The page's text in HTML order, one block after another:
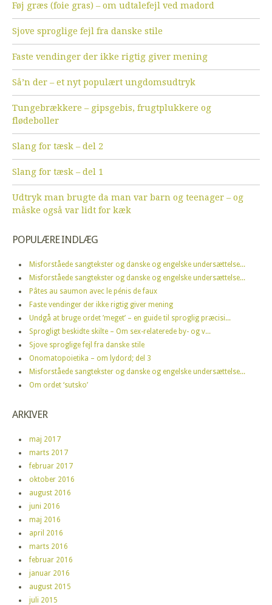
Føj græs (foie gras) – om udtalefejl ved madord
Sjove sproglige fejl fra danske stile
Faste vendinger der ikke rigtig giver mening
Så’n der – et nyt populært ungdomsudtryk
Tungebrækkere – gipsgebis, frugtplukkere og
flødeboller
Slang for tæsk – del 2
Slang for tæsk – del 1
Udtryk man brugte da man var barn og teenager – og
måske også var lidt for kæk
POPULÆRE INDLÆG
Misforståede sangtekster og danske og engelske undersættelse...
Misforståede sangtekster og danske og engelske undersættelse...
Pâtes au saumon avec le pénis de faux
Faste vendinger der ikke rigtig giver mening
Undgå at bruge ordet ’meget’ – en guide til sproglig præcisi...
Sprogligt beskidte skilte – Om sex-relaterede by- og v...
Sjove sproglige fejl fra danske stile
Onomatopoietika – om lydord; del 3
Misforståede sangtekster og danske og engelske undersættelse...
Om ordet ‘sutsko’
ARKIVER
maj 2017
marts 2017
februar 2017
oktober 2016
august 2016
juni 2016
maj 2016
april 2016
marts 2016
februar 2016
januar 2016
august 2015
juli 2015